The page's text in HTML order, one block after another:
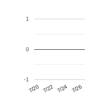
7/20 7/22 7/24 7/26
-1
0
1